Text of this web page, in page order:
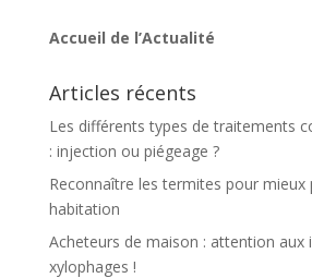
Accueil de l’Actualité
Articles récents
Les différents types de traitements
: injection ou piégeage ?
Reconnaître les termites pour mieux
habitation
Acheteurs de maison : attention aux
xylophages !